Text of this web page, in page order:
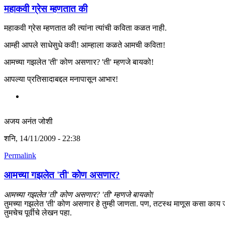
महाकवी ग्रेस म्हणतात की
महाकवी ग्रेस म्हणतात की त्यांना त्यांची कविता कळत नाही.
आम्ही आपले साधेसुधे कवी! आम्हाला कळते आमची कविता!
आमच्या गझलेत 'ती' कोण असणार? 'ती' म्हणजे बायको!
आपल्या प्रतिसादाबद्दल मनापासून आभार!
अजय अनंत जोशी
शनि, 14/11/2009 - 22:38
Permalink
आमच्या गझलेत 'ती' कोण असणार?
आमच्या गझलेत 'ती' कोण असणार? 'ती' म्हणजे बायको!
तुमच्या गझलेत 'ती' कोण असणार हे तुम्ही जाणता. पण, तटस्थ माणूस कसा काय
तुमचेच पूर्वीचे लेखन पहा.